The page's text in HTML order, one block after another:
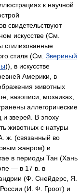
к научной
свидетельствуют
искусстве (См.
стилизованные
стиля (См. Звериный
)), в искусстве
Америки, в
животных
вазописи, мозаиках;
аллегорические
зверей. В эпоху
животных с натуры
ж. (связанный во
жанром) и
в периоды Тан (Хань
— в 17 в. в
(Ф. Снейдерс, Я.
(И. Ф. Гроот) и